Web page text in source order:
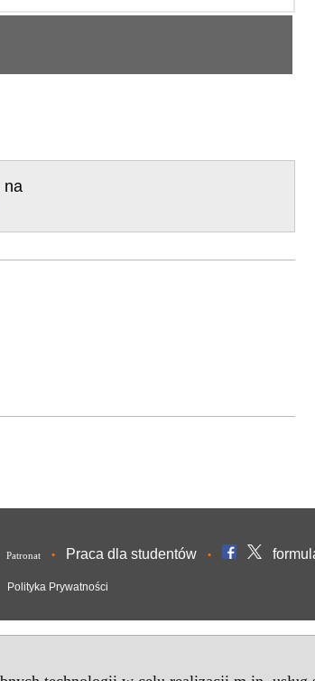
na
Patronat • Praca dla studentów •
Polityka Prywatności